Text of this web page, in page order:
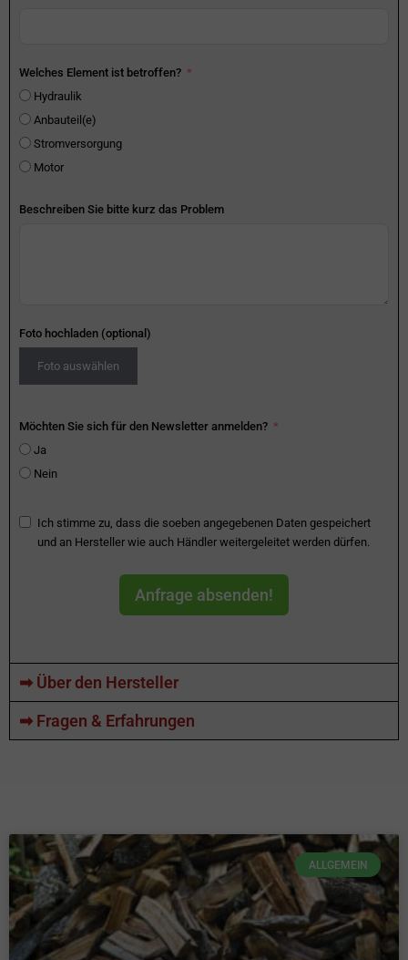
Welches Element ist betroffen?
Hydraulik
Anbauteil(e)
Stromversorgung
Motor
Beschreiben Sie bitte kurz das Problem
Foto hochladen (optional)
Foto auswählen
Möchten Sie sich für den Newsletter anmelden?
Ja
Nein
Ich stimme zu, dass die soeben angegebenen Daten gespeichert
und an Hersteller wie auch Händler weitergeleitet werden dürfen.
Anfrage absenden!
➡ Über den Hersteller
➡ Fragen & Erfahrungen
ALLGEMEIN